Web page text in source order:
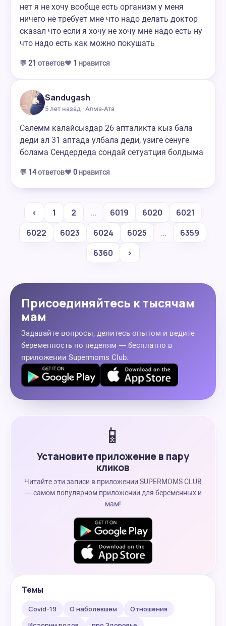
нет я не хочу вообще есть организм у меня
ничего не требует мне что надо делать доктор
сказал что если я хочу не хочу мне надо есть ну
что надо есть как можно покушать
💬 21 ответов❤️ 1 нравится
Sandugash
5 лет назад · Алма-Ата
Салемм калайсыздар 26 апталикта кыз бала
деди ал 31 аптада улбала деди, узиге сенуге
болама Сендердеда сондай сетуатция болдыма
💬 14ответов❤️ 0 нравится
‹ 1 2 ... 6019 6020
6021
6022
6023 6024 6025 ...
6359
6360
›
Присоединяйтесь к тысячам
мам
Задавайте вопросы, делитесь опытом и ведите
беременность по неделям — бесплатно в
приложении Supermoms Club.
📱
Установите приложение в пару
кликов
Читайте эти записи в приложении SUPERMOMS CLUB
— самом популярном приложении для беременных и
мам!
Темы
Covid-19 О наболевшем
Отношения